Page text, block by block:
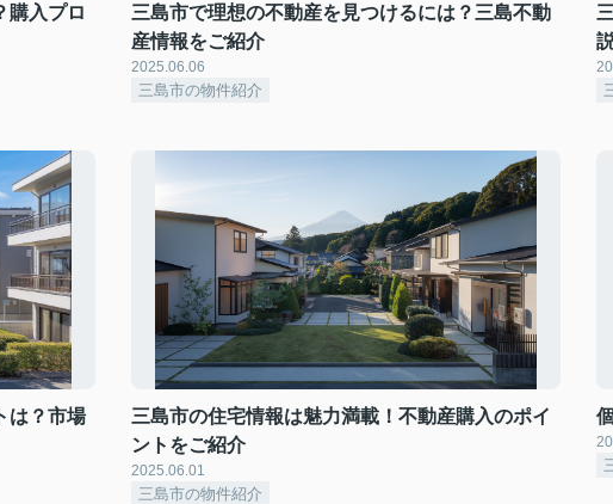
購入プロ
三島市で理想の不動産を見つけるには？三島不動
産情報をご紹介
2025.06.06
三島市の物件紹介
は？市場
三島市の住宅情報は魅力満載！不動産購入のポイ
ントをご紹介
2025.06.01
三島市の物件紹介